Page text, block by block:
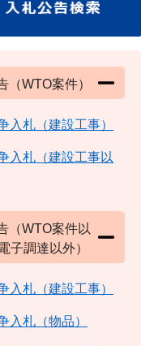
（WTO案件）
入札（建設工事）
入札（建設工事以
（WTO案件以
子調達以外）
入札（建設工事）
入札（物品）